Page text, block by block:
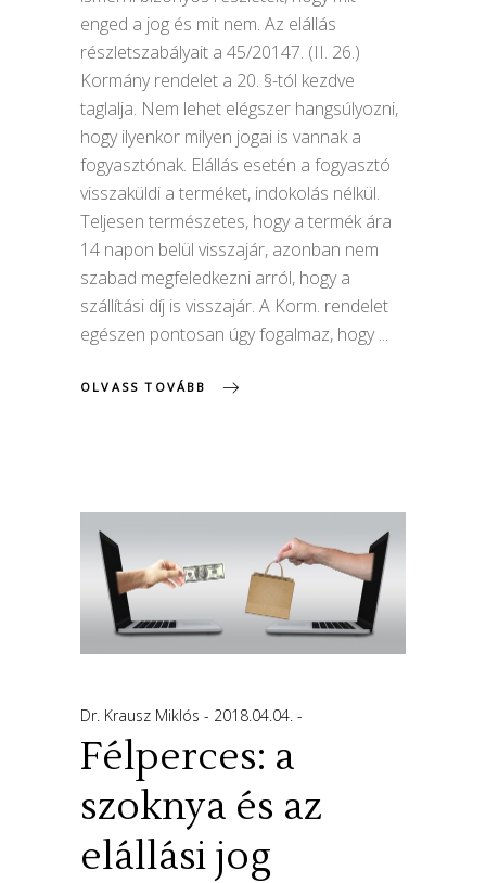
enged a jog és mit nem. Az elállás
részletszabályait a 45/20147. (II. 26.)
Kormány rendelet a 20. §-tól kezdve
taglalja. Nem lehet elégszer hangsúlyozni,
hogy ilyenkor milyen jogai is vannak a
fogyasztónak. Elállás esetén a fogyasztó
visszaküldi a terméket, indokolás nélkül.
Teljesen természetes, hogy a termék ára
14 napon belül visszajár, azonban nem
szabad megfeledkezni arról, hogy a
szállítási díj is visszajár. A Korm. rendelet
egészen pontosan úgy fogalmaz, hogy
OLVASS TOVÁBB
Dr. Krausz Miklós 2018.04.04.
Félperces: a
szoknya és az
elállási jog